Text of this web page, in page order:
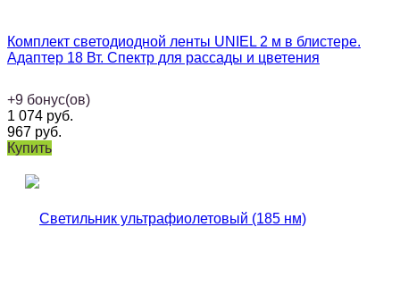
Комплект светодиодной ленты UNIEL 2 м в блистере.
Адаптер 18 Вт. Спектр для рассады и цветения
+9 бонус(ов)
1 074 руб.
967 руб.
Купить